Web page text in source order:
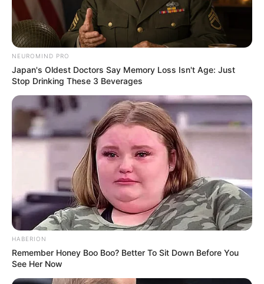
NEUROMIND PRO
Japan's Oldest Doctors Say Memory Loss Isn't Age: Just
Stop Drinking These 3 Beverages
HABERION
Remember Honey Boo Boo? Better To Sit Down Before You
See Her Now